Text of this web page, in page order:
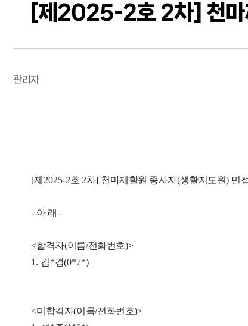
[제2025-2호 2차] 천마
관리자
[제 2025-2호 2차] 천마재활원 종사자(생활지도원) 면
- 아 래 -
<합격자(이름/전화번호)>
1. 김*경(0*7*)
<미합격자(이름/전화번호)>